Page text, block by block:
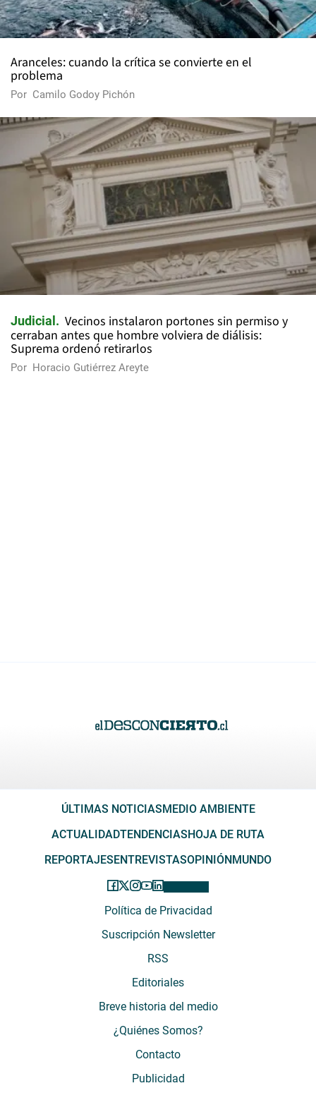
Aranceles: cuando la crítica se convierte en el
problema
Por Camilo Godoy Pichón
Judicial
Vecinos instalaron portones sin permiso y
cerraban antes que hombre volviera de diálisis:
Suprema ordenó retirarlos
Por Horacio Gutiérrez Areyte
ÚLTIMAS NOTICIASMEDIO AMBIENTE
ACTUALIDADTENDENCIASHOJA DE RUTA
REPORTAJESENTREVISTASOPINIÓNMUNDO
Política de Privacidad
Suscripción Newsletter
RSS
Editoriales
Breve historia del medio
¿Quiénes Somos?
Contacto
Publicidad